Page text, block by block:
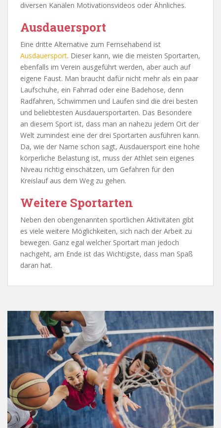
diversen Kanälen Motivationsvideos oder Ähnliches.
Ausdauersport
Eine dritte Alternative zum Fernsehabend ist
Ausdauersport. Dieser kann, wie die meisten Sportarten,
ebenfalls im Verein ausgeführt werden, aber auch auf
eigene Faust. Man braucht dafür nicht mehr als ein paar
Laufschuhe, ein Fahrrad oder eine Badehose, denn
Radfahren, Schwimmen und Laufen sind die drei besten
und beliebtesten Ausdauersportarten. Das Besondere
an diesem Sport ist, dass man an nahezu jedem Ort der
Welt zumindest eine der drei Sportarten ausführen kann.
Da, wie der Name schon sagt, Ausdauersport eine hohe
körperliche Belastung ist, muss der Athlet sein eigenes
Niveau richtig einschätzen, um Gefahren für den
Kreislauf aus dem Weg zu gehen.
Weitere Sportarten
Neben den obengenannten sportlichen Aktivitäten gibt
es viele weitere Möglichkeiten, sich nach der Arbeit zu
bewegen. Ganz egal welcher Sportart man jedoch
nachgeht, am Ende ist das Wichtigste, dass man Spaß
daran hat.